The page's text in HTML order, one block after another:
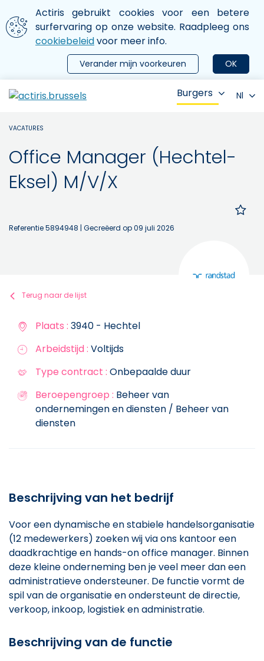
Aller au contenu principal
We gebruiken cookies
Actiris gebruikt cookies voor een betere
surfervaring op onze website. Raadpleeg ons
cookiebeleidvoor meer info.
OK
Verander mijn voorkeuren
le menu
Burgers Nl
VACATURES
Office Manager (Hechtel-
Eksel) M/V/X
Referentie 5894948 | Gecreëerd op 09 juli 2026
Terug naar de lijst
Plaats : 3940 - Hechtel
Arbeidstijd : Voltijds
Type contract : Onbepaalde duur
Beroepengroep : Beheer van
ondernemingen en diensten / Beheer van
diensten
Beschrijving van het bedrijf
Voor een dynamische en stabiele handelsorganisatie
(12 medewerkers) zoeken wij via ons kantoor een
daadkrachtige en hands-on office manager. Binnen
deze kleine onderneming ben je veel meer dan een
administratieve ondersteuner. De functie vormt de
spil van de organisatie en ondersteunt de directie,
verkoop, inkoop, logistiek en administratie.
Beschrijving van de functie